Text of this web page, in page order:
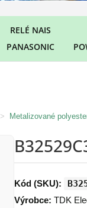
RELÉ NAIS
PANASONIC
> Metalizované
Kód (SKU):
Výrobce: TDK